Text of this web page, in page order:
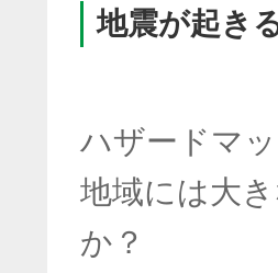
地震が起き
ハザードマ
地域には大
か？